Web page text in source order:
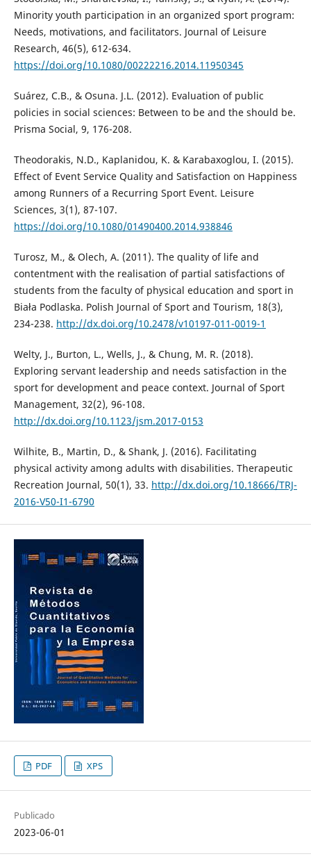
Minority youth participation in an organized sport program:
Needs, motivations, and facilitators. Journal of Leisure
Research, 46(5), 612-634.
https://doi.org/10.1080/00222216.2014.11950345
Suárez, C.B., & Osuna. J.L. (2012). Evaluation of public
policies in social sciences: Between to be and the should be.
Prisma Social, 9, 176-208.
Theodorakis, N.D., Kaplanidou, K. & Karabaxoglou, I. (2015).
Effect of Event Service Quality and Satisfaction on Happiness
among Runners of a Recurring Sport Event. Leisure
Sciences, 3(1), 87-107.
https://doi.org/10.1080/01490400.2014.938846
Turosz, M., & Olech, A. (2011). The quality of life and
contentment with the realisation of partial satisfactions of
students from the faculty of physical education and sport in
Biała Podlaska. Polish Journal of Sport and Tourism, 18(3),
234-238. http://dx.doi.org/10.2478/v10197-011-0019-1
Welty, J., Burton, L., Wells, J., & Chung, M. R. (2018).
Exploring servant leadership and needs satisfaction in the
sport for development and peace context. Journal of Sport
Management, 32(2), 96-108.
http://dx.doi.org/10.1123/jsm.2017-0153
Wilhite, B., Martin, D., & Shank, J. (2016). Facilitating
physical activity among adults with disabilities. Therapeutic
Recreation Journal, 50(1), 33. http://dx.doi.org/10.18666/TRJ-
2016-V50-I1-6790
PDF XPS
Publicado
2023-06-01